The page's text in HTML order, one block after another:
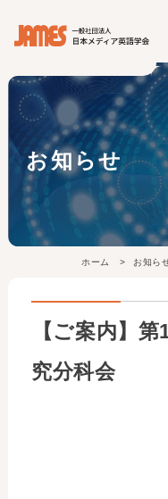
お知らせ
ホーム お知ら
【ご案内】
究分科会